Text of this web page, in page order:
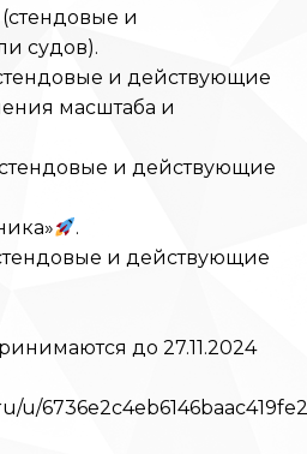
и
судов).
и действующие
масштаба и
и действующие
.
и действующие
до 27.11.2024
u/